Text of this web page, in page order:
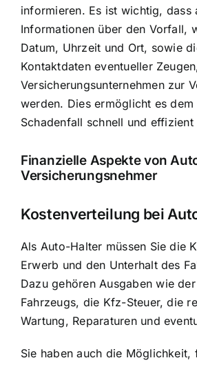
informieren. Es ist wichtig, dass
Informationen über den Vorfall,
Datum, Uhrzeit und Ort, sowie
Kontaktdaten eventueller
Versicherungsunternehmen zur
werden. Dies ermöglicht es dem
Schadenfall schnell und
Finanzielle Aspekte von
Versicherungsnehmer
Kostenverteilung bei
Als Auto-Halter müssen Sie die
Erwerb und den Unterhalt des
Dazu gehören Ausgaben wie
Fahrzeugs, die Kfz-Steuer, die
Wartung, Reparaturen und
Sie haben auch die Möglichkeit,